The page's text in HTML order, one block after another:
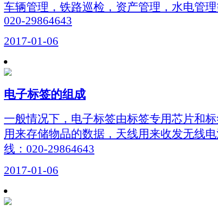
车辆管理，铁路巡检，资产管理，水电管
020-29864643
2017-01-06
电子标签的组成
一般情况下，电子标签由标签专用芯片和
用来存储物品的数据，天线用来收发无线
线：020-29864643
2017-01-06